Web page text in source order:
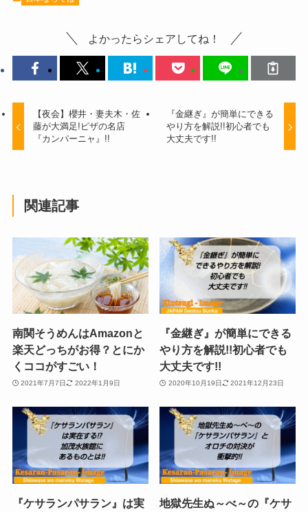
よかったらシェアしてね！
【夜会】櫻井・妻夫木・佐
藤が大満足!ピザの名店
『カンパーニャ』!!
『金継ぎ』が簡単にできる
やり方を解説!!初心者でも
大丈夫です!!
関連記事
南関そうめんはAmazonと
楽天どっちがお得？とにか
くココがすごい！
2021年7月7日 2022年1月9日
『金継ぎ』が簡単にできる
やり方を解説!!初心者でも
大丈夫です!!
2020年10月19日 2021年12月23日
『ケサランパサラン』は実
地獄先生ぬ～べ～の『ケサ